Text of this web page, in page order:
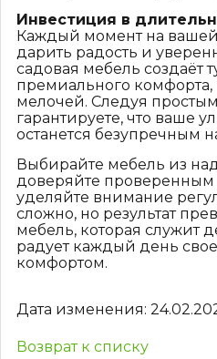
Инвестиция в
Каждый момент на
дарить радость и
садовая мебель создаёт
премиального
мелочей. Следуя
гарантируете, что ваше
останется безупречным
Выбирайте мебель из
доверяйте
уделяйте внимание
сложно, но результат
мебель, которая служит
радует каждый день
комфортом.
Дата изменения:
Возврат к списку